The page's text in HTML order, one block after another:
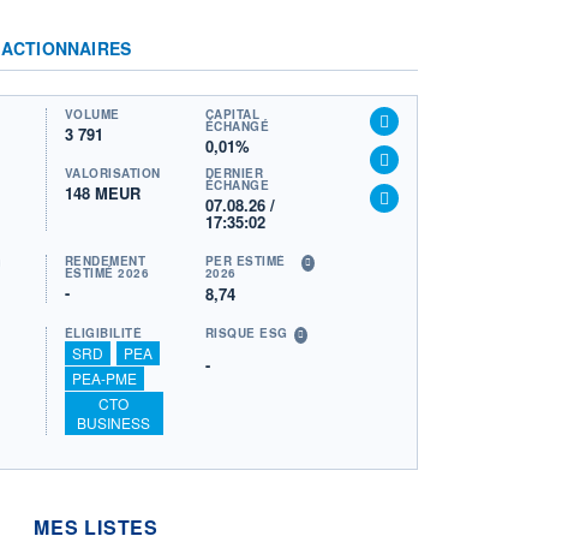
ACTIONNAIRES
VOLUME
3 791
CAPITAL
ÉCHANGÉ
0,01%
VALORISATION
148 MEUR
DERNIER
ÉCHANGE
07.08.26 /
17:35:02
RENDEMENT
ESTIMÉ 2026
-
PER ESTIMÉ
2026
8,74
ÉLIGIBILITÉ
SRD
PEA
PEA-PME
CTO
BUSINESS
RISQUE ESG
-
MES LISTES